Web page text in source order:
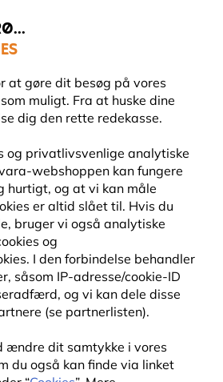
at gøre dit besøg på vores
muligt. Fra at huske dine
dig den rette redekasse.
og privatlivsvenlige analytiske
webshoppen kan fungere
hurtigt, og at vi kan måle
er altid slået til. Hvis du
bruger vi også analytiske
og
I den forbindelse behandler
såsom IP-adresse/cookie-ID
og vi kan dele disse
(se partnerlisten).
ændre dit samtykke i vores
du også kan finde via linket
fragt over 499 kr.